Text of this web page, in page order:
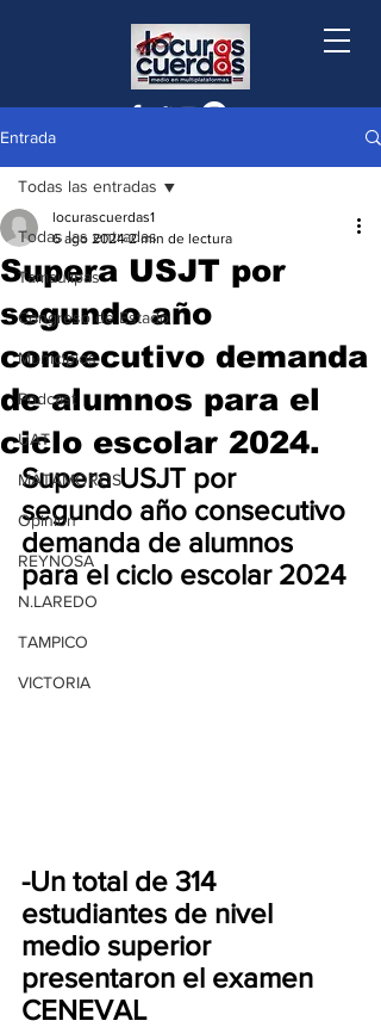
Entrada
Todas las entradas
Tamaulipas
Congreso de Estado
Municipios
Podcast
UAT
MATAMOROS
Opinión
REYNOSA
N.LAREDO
TAMPICO
VICTORIA
Todas las entradas
Supera USJT por
segundo año
consecutivo demanda
de alumnos para el
ciclo escolar 2024.
locurascuerdas1
6 ago 2024 2 min de lectura
Supera USJT por
segundo año consecutivo
demanda de alumnos
para el ciclo escolar 2024
-Un total de 314
estudiantes de nivel
medio superior
presentaron el examen
CENEVAL